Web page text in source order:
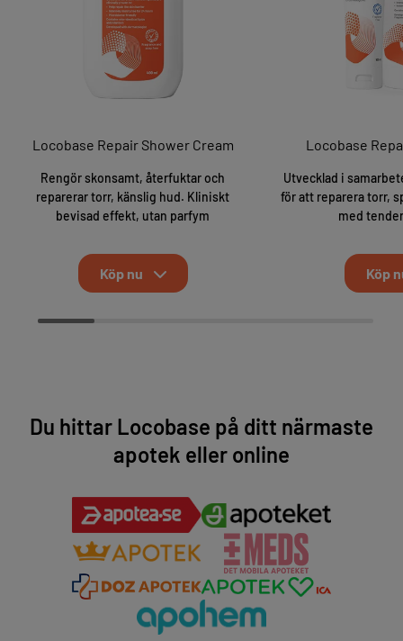
Locobase Repair Shower Cream
Rengör skonsamt, återfuktar och
reparerar torr, känslig hud. Kliniskt
bevisad effekt, utan parfym
Köp nu
Locobase
Utvecklad i
för att reparera torr,
med
Köp
Du hittar Locobase på ditt närmaste
apotek eller online